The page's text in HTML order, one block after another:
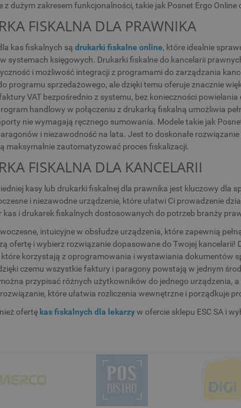
z dużym zakresem funkcjonalności, takie jak Posnet Ergo Online
FISKALNA DLA PRAWNIKA
kas fiskalnych są drukarki fiskalne online, które idealnie
systemach księgowych. Drukarki fiskalne do kancelarii
i możliwość integracji z programami do zarządzania
programu sprzedażowego, ale dzięki temu oferuje znacznie
VAT bezpośrednio z systemu, bez konieczności
handlowy w połączeniu z drukarką fiskalną umożliwia
nie wymagają ręcznego sumowania. Modele takie jak
i niezawodność na lata. Jest to doskonałe
maksymalnie zautomatyzować proces fiskalizacji.
FISKALNA DLA KANCELARII
kasy lub drukarki fiskalnej dla prawnika jest kluczowy dla
i niezawodne urządzenie, które ułatwi Ci prowadzenie
kas i drukarek fiskalnych dostosowanych do potrzeb branży
intuicyjne w obsłudze urządzenia, które zapewnią
ofertę i wybierz rozwiązanie dopasowane do Twojej kancelarii!
które korzystają z oprogramowania i wystawiania dokumentów
czemu wszystkie faktury i paragony powstają w jednym
przypisać różnych użytkowników do jednego urządzenia,
które ułatwia rozliczenia wewnętrzne i porządkuje
ofertę kas fiskalnych dla lekarzyw ofercie sklepu ESC SA i